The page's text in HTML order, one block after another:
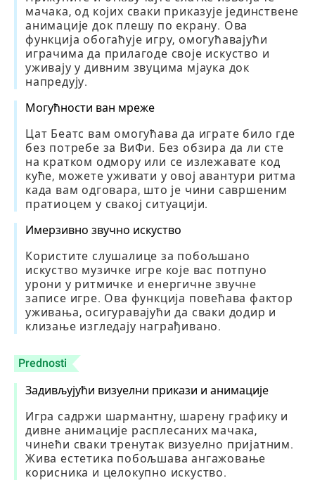
мачака, од којих сваки приказује јединствене
анимације док плешу по екрану. Ова
функција обогаћује игру, омогућавајући
играчима да прилагоде своје искуство и
уживају у дивним звуцима мјаука док
напредују.
Могућности ван мреже
Цат Беатс вам омогућава да играте било где
без потребе за ВиФи. Без обзира да ли сте
на кратком одмору или се излежавате код
куће, можете уживати у овој авантури ритма
када вам одговара, што је чини савршеним
пратиоцем у свакој ситуацији.
Имерзивно звучно искуство
Користите слушалице за побољшано
искуство музичке игре које вас потпуно
урони у ритмичке и енергичне звучне
записе игре. Ова функција повећава фактор
уживања, осигуравајући да сваки додир и
клизање изгледају награђивано.
Prednosti
Задивљујући визуелни прикази и анимације
Игра садржи шармантну, шарену графику и
дивне анимације расплесаних мачака,
чинећи сваки тренутак визуелно пријатним.
Жива естетика побољшава ангажовање
корисника и целокупно искуство.